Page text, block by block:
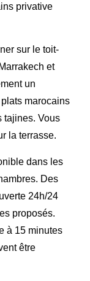
privative
sur le toit-
et
un
marocains
tajines. Vous
la terrasse.
dans les
Des
24h/24
proposés.
à 15 minutes
être